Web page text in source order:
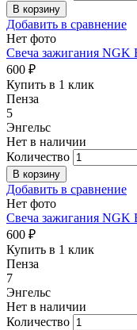
Добавить в сравнение
Нет фото
Свеча зажигания NGK
600 ₽
Купить в 1 клик
Пенза
5
Энгельс
Нет в наличии
Количество
Добавить в сравнение
Нет фото
Свеча зажигания NGK
600 ₽
Купить в 1 клик
Пенза
7
Энгельс
Нет в наличии
Количество